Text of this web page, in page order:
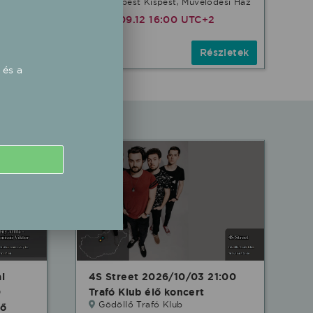
2026.09.12 16:00 UTC+2
Részletek
4S Street 2026/10/03 21:00
Trafó Klub élő koncert
Gödöllő Trafó Klub
a